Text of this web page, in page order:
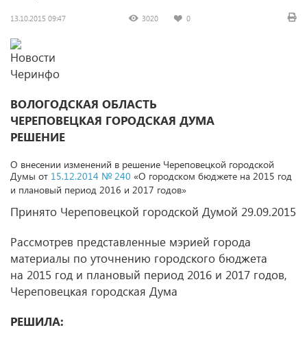
13.10.2015 09:47 3020 0
ВОЛОГОДСКАЯ ОБЛАСТЬ
ЧЕРЕПОВЕЦКАЯ ГОРОДСКАЯ ДУМА
РЕШЕНИЕ
О внесении изменений в решение Череповецкой городской
Думы от 15.12.2014 № 240 «О городском бюджете на 2015 год
и плановый период 2016 и 2017 годов»
Принято Череповецкой городской Думой 29.09.2015
Рассмотрев представленные мэрией города
материалы по уточнению городского бюджета
на 2015 год и плановый период 2016 и 2017 годов,
Череповецкая городская Дума
РЕШИЛА: